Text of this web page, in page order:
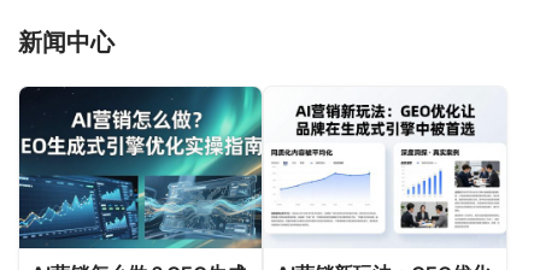
新闻中心